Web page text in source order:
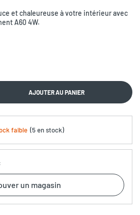
et chaleureuse à votre intérieur avec
A60 4W.
AJOUTER AU PANIER
faible (5 en stock)
un magasin